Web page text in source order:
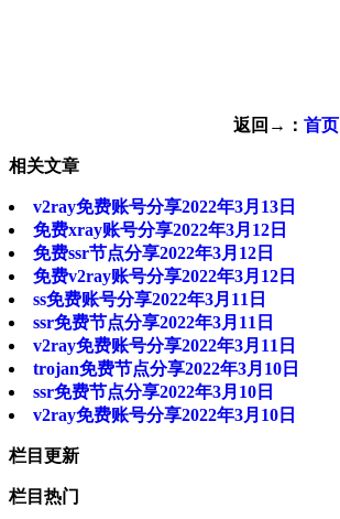
返回→： 首页
相关文章
v2ray免费账号分享2022年3月13日
免费xray账号分享2022年3月12日
免费ssr节点分享2022年3月12日
免费v2ray账号分享2022年3月12日
ss免费账号分享2022年3月11日
ssr免费节点分享2022年3月11日
v2ray免费账号分享2022年3月11日
trojan免费节点分享2022年3月10日
ssr免费节点分享2022年3月10日
v2ray免费账号分享2022年3月10日
栏目更新
栏目热门